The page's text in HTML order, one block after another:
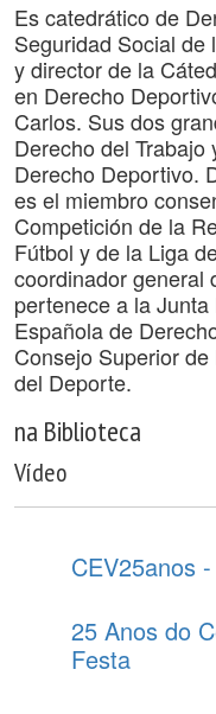
Es catedrático de
Seguridad Social de
y director de la
en Derecho
Carlos. Sus dos
Derecho del
Derecho Deportivo.
es el miembro
Competición de la
Fútbol y de la Liga
coordinador general
pertenece a la
Española de
Consejo Superior
del Deporte.
na Biblioteca
Vídeo
CEV25anos
25 Anos do
Festa